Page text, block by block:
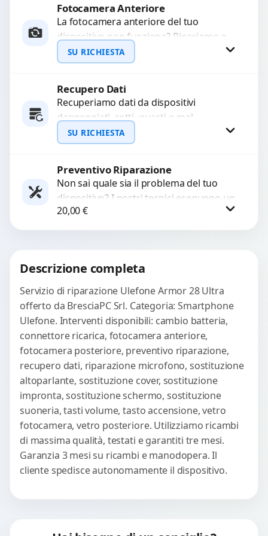
Richiedi Preventivo
WhatsApp
Fotocamera Anteriore
La fotocamera anteriore del tuo
dispositivo non funziona? Ripariamo o
sostituiamo fotocamere guaste con
problemi come immagini sfocate, messa
SU RICHIESTA
Richiedi Preventivo
WhatsApp
Recupero Dati
Recuperiamo dati da dispositivi
danneggiati, rotti, guasti o mal
funzionanti. Utilizziamo strumenti
avanzati per recuperare file importanti
SU RICHIESTA
Richiedi Preventivo
WhatsApp
Preventivo Riparazione
Non sai quale sia il problema del tuo
dispositivo? I nostri tecnici eseguono un
check-up completo con strumenti
avanzati per...
20,00€
Descrizione completa
Servizio di riparazione Ulefone Armor 28 Ultra
offerto da BresciaPC Srl. Categoria: Smartphone
Ulefone. Interventi disponibili: cambio batteria,
connettore ricarica, fotocamera anteriore,
fotocamera posteriore, preventivo riparazione,
recupero dati, riparazione microfono, sostituzione
altoparlante, sostituzione cover, sostituzione
impronta, sostituzione schermo, sostituzione
suoneria, tasti volume, tasto accensione, vetro
fotocamera, vetro posteriore. Utilizziamo ricambi
di massima qualità, testati e garantiti tre mesi.
Garanzia 3 mesi su ricambi e manodopera. Il
cliente spedisce autonomamente il dispositivo.